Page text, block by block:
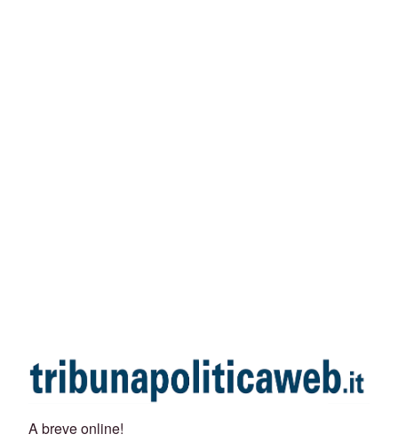
A breve online!